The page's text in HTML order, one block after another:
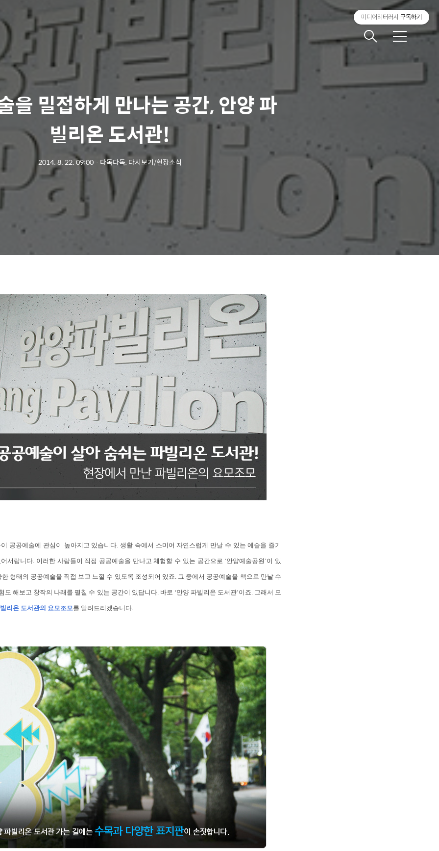
메
을 밀접하게 만나는 공간, 안양 파
빌리온 도서관!
2014. 8. 22. 09:00ㆍ 다독다독, 다시보기/현장소식
공공예술에 관심이 높아지고 있습니다. 생활 속에서 스미어 자연스럽게 만날 수 있는 예술을 즐기
서랍니다. 이러한 사람들이 직접 공공예술을 만나고 체험할 수 있는 공간으로 ‘안양예술공원’이 있
형태의 공공예술을 직접 보고 느낄 수 있도록 조성되어 있죠. 그 중에서 공공예술을 책으로 만날 수
도 해보고 창작의 나래를 펼칠 수 있는 공간이 있답니다. 바로 ‘안양 파빌리온 도서관’이죠. 그래서 오
리온 도서관의 요모조모를 알려드리겠습니다.
미디어리터러시 구독하기